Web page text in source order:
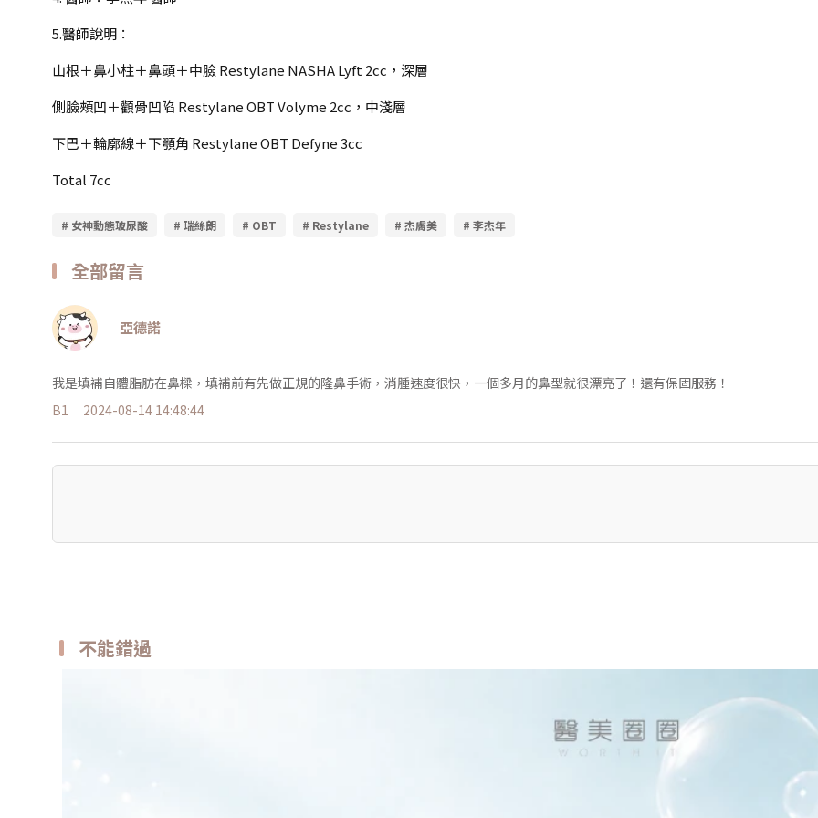
5.醫師說明：
山根＋鼻小柱＋鼻頭＋中臉 Restylane NASHA Lyft 2cc，深層
側臉頰凹＋顴骨凹陷 Restylane OBT Volyme 2cc，中淺層
下巴＋輪廓線＋下顎角 Restylane OBT Defyne 3cc
Total 7cc
# 女神動態玻尿酸 # 瑞絲朗 # OBT # Restylane # 杰膚美 # 李杰年
全部留言
亞德諾
我是填補自體脂肪在鼻樑，填補前有先做正規的隆鼻手術，消腫速度很快，一個多月的鼻型就很漂亮了！還有保固服務！
B1
2024-08-14 14:48:44
不能錯過